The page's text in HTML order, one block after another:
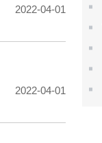
2022-04-01
2022-04-01